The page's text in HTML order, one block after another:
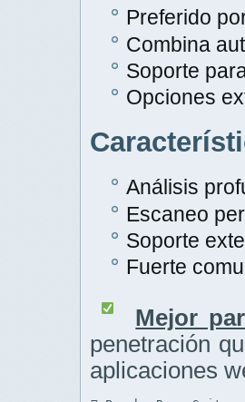
Preferido
Combina
Soporte
Opciones
Análisis
Escaneo
Soporte
Fuerte
Mejor
penetración
aplicaciones